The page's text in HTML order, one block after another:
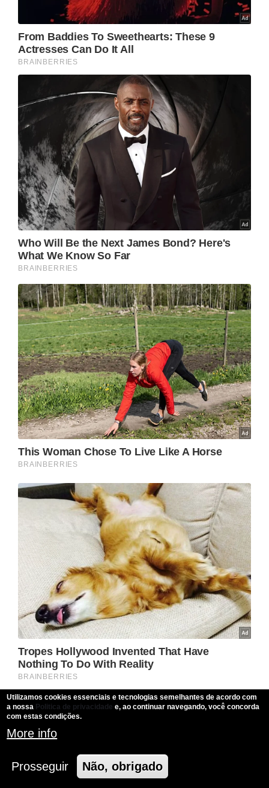
Utilizamos cookies essenciais e tecnologias semelhantes de acordo com
a nossa Politica de privacidade e, ao continuar navegando, você concorda
com estas condições.
More info
Prosseguir Não, obrigado